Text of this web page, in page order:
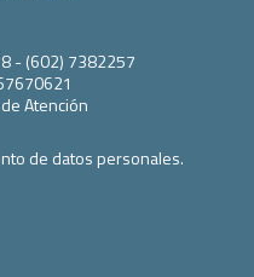
- (602) 7382257
Atención
de datos personales.